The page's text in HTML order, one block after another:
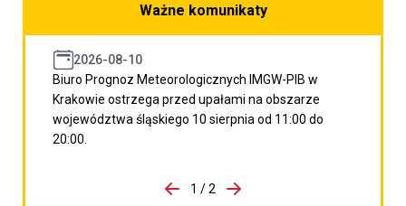
Ważne komunikaty
2026-08-10
Biuro Prognoz Meteorologicznych IMGW-PIB w
Krakowie ostrzega przed upałami na obszarze
województwa śląskiego 10 sierpnia od 11:00 do
20:00.
porzpedniego komunikatu
1 / 2
Przejdź do następnego